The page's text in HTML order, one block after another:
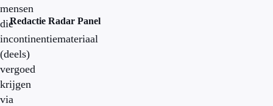
mensen
die
incontinentiemateriaal
(deels)
vergoed
krijgen
via
Redactie Radar Panel